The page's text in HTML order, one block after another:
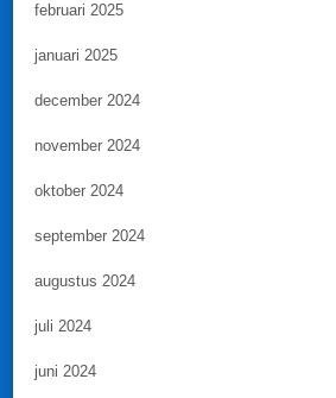
februari 2025
januari 2025
december 2024
november 2024
oktober 2024
september 2024
augustus 2024
juli 2024
juni 2024